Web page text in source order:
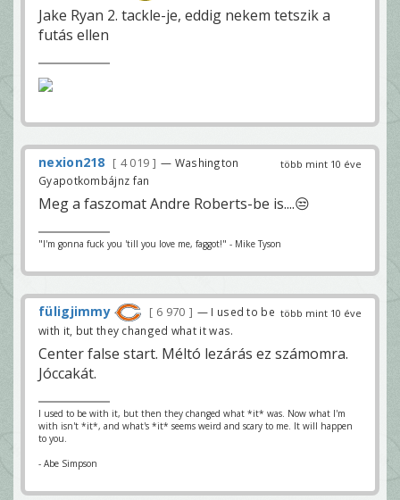
Jake Ryan 2. tackle-je, eddig nekem tetszik a
futás ellen
több mint 10 éve
nexion218 4 019
— Washington
Gyapotkombájnz fan
Meg a faszomat Andre Roberts-be is....😒
"I'm gonna fuck you 'till you love me, faggot!" - Mike Tyson
több mint 10 éve
füligjimmy 6 970
— I used to be
with it, but they changed what it was.
Center false start. Méltó lezárás ez számomra.
Jóccakát.
I used to be with it, but then they changed what *it* was. Now what I'm
with isn't *it*, and what's *it* seems weird and scary to me. It will happen
to you.
- Abe Simpson